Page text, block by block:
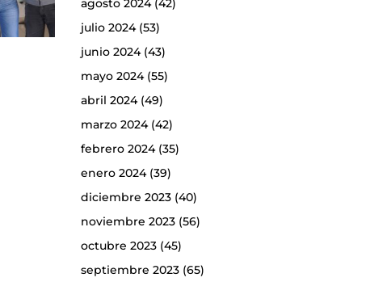
agosto 2024(42)
julio 2024(53)
junio 2024(43)
mayo 2024(55)
abril 2024(49)
marzo 2024(42)
febrero 2024(35)
enero 2024(39)
diciembre 2023(40)
noviembre 2023(56)
octubre 2023(45)
septiembre 2023(65)